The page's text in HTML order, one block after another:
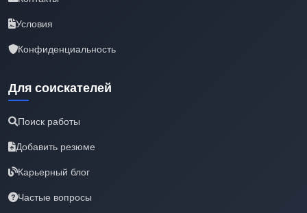
Условия
Конфиденциальность
Для соискателей
Поиск работы
Добавить резюме
Карьерный блог
Частые вопросы